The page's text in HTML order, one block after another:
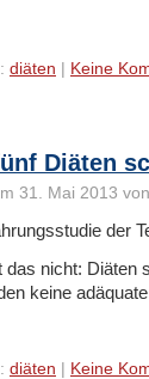
diäten Keine
Diäten
31. Mai 2013
der
das nicht: Diäten
keine
diäten Keine